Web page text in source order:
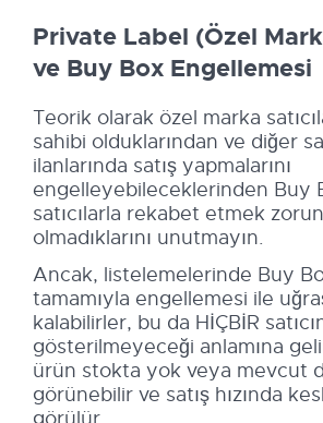
Private Label (Özel
ve Buy Box Engellemesi
Teorik olarak özel marka
sahibi olduklarından ve diğer
ilanlarında satış yapmalarını
engelleyebileceklerinden Buy
satıcılarla rekabet etmek
olmadıklarını unutmayın.
Ancak, listelemelerinde Buy
tamamıyla engellemesi ile
kalabilirler, bu da HİÇBİR
gösterilmeyeceği anlamına
ürün stokta yok veya mevcut
görünebilir ve satış hızında